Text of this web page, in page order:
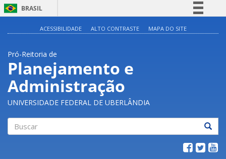
BRASIL
Acesso à informação
ACESSIBILIDADE ALTO CONTRASTE MAPA DO SITE
Pró-Reitoria de
Planejamento e
Administração
UNIVERSIDADE FEDERAL DE UBERLÂNDIA